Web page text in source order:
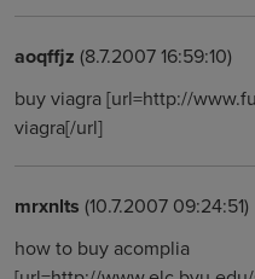
aoqffjz (8.7.2007 16:59:10)
buy viagra [url=http://
viagra[/url]
mrxnlts (10.7.2007 09:24:51)
how to buy acomplia